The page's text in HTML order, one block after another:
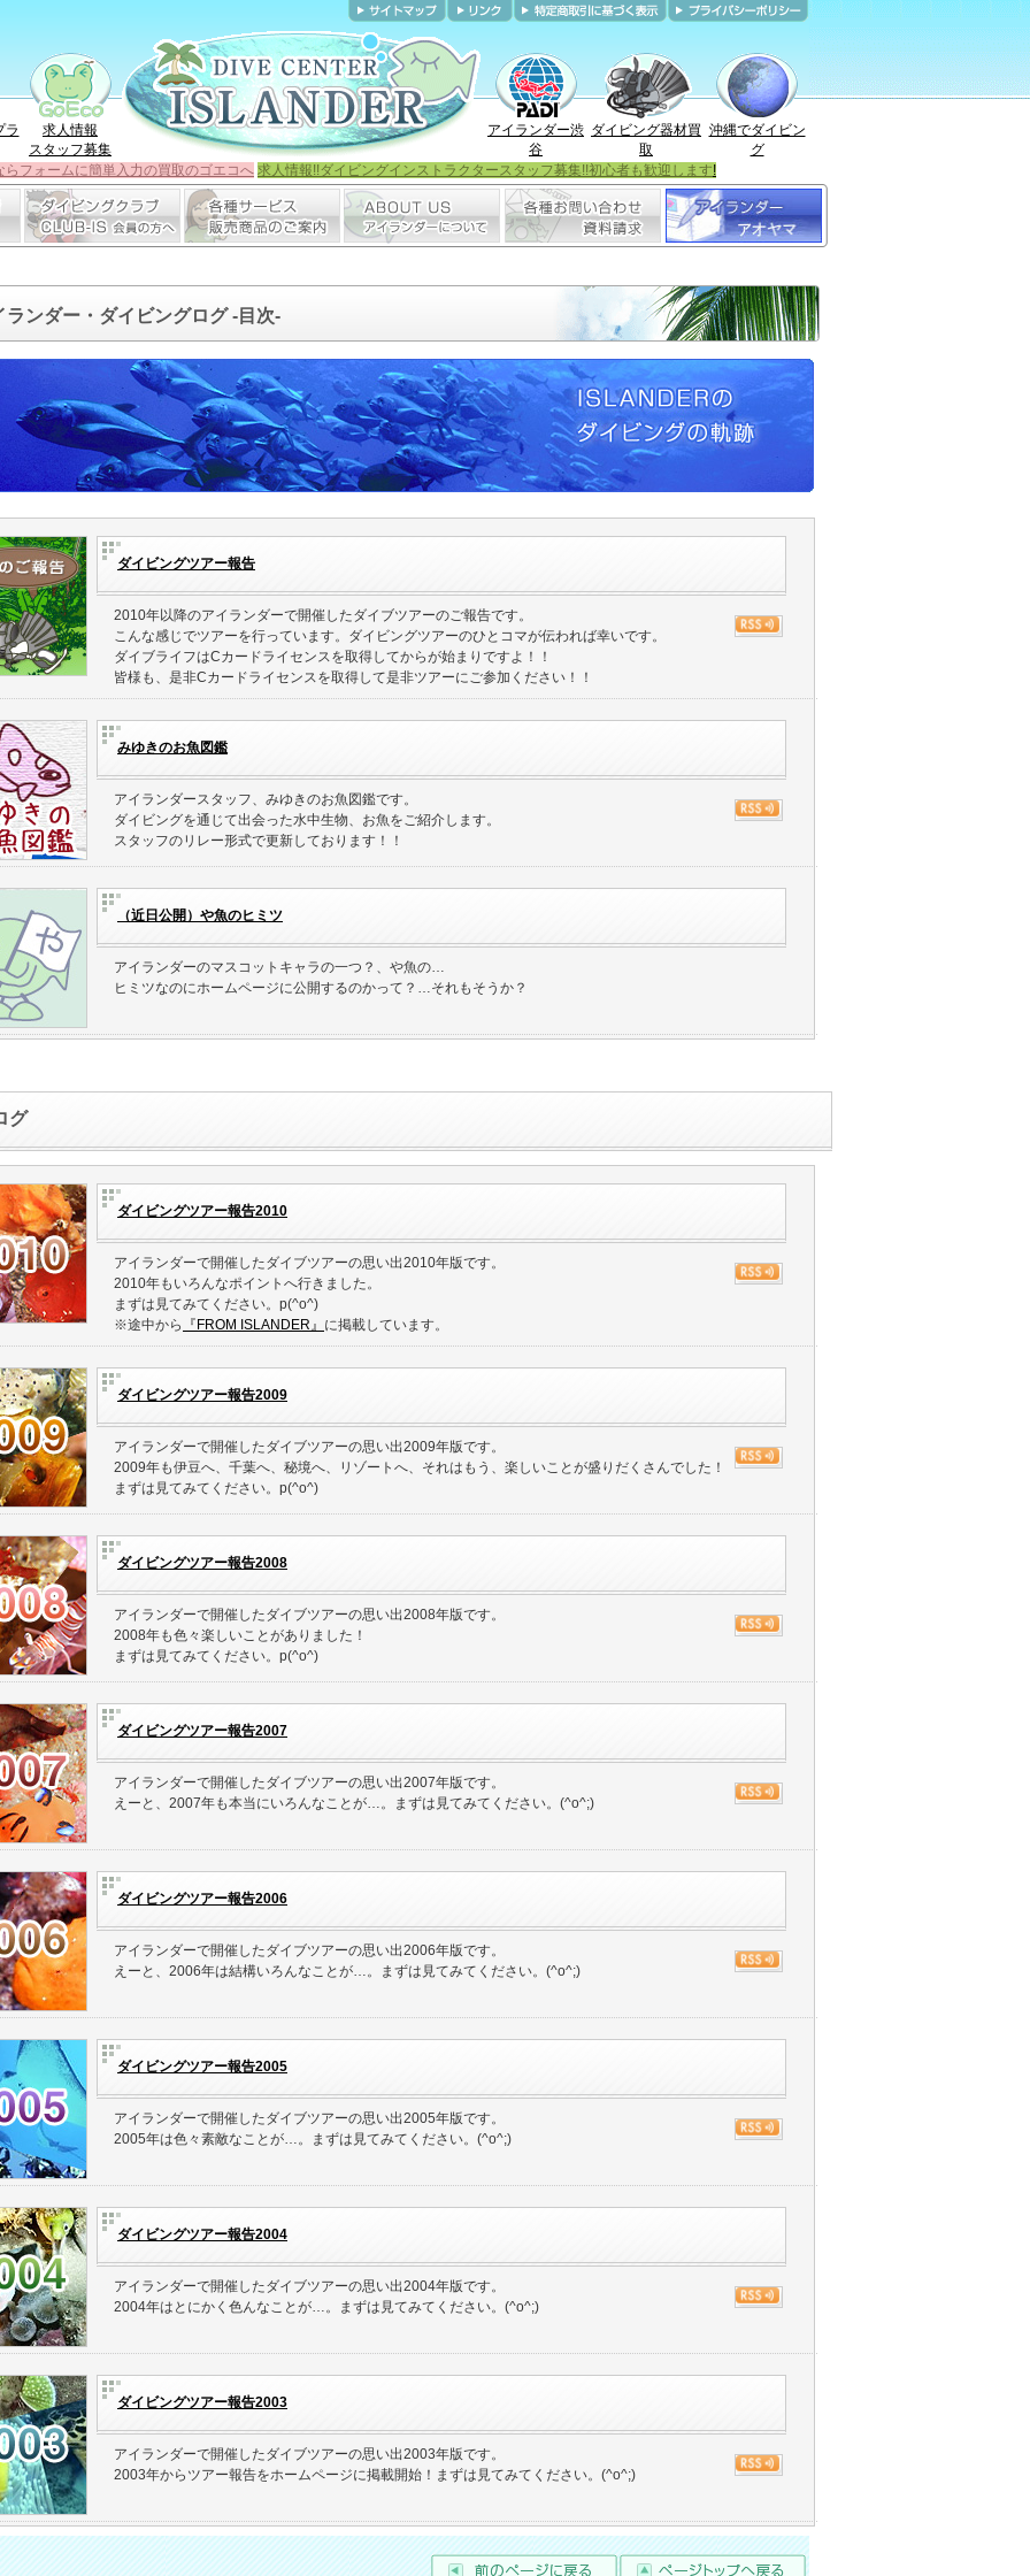
ラ
求人情報
スタッフ募集
アイランダー渋
谷
ダイビング器材買
取
沖縄でダイビン
グ
フォームに簡単入力の買取のゴエコへ 求人情報!!ダイビングインストラクタースタッフ募集!!初心者も歓迎します!
ランダー・ダイビングログ -目次-
ダイビングツアー報告
2010年以降のアイランダーで開催したダイブツアーのご報告です。
こんな感じでツアーを行っています。ダイビングツアーのひとコマが伝われば幸いです。
ダイブライフはCカードライセンスを取得してからが始まりですよ！！
皆様も、是非Cカードライセンスを取得して是非ツアーにご参加ください！！
みゆきのお魚図鑑
アイランダースタッフ、みゆきのお魚図鑑です。
ダイビングを通じて出会った水中生物、お魚をご紹介します。
スタッフのリレー形式で更新しております！！
（近日公開）や魚のヒミツ
アイランダーのマスコットキャラの一つ？、や魚の…
ヒミツなのにホームページに公開するのかって？…それもそうか？
グ
ダイビングツアー報告2010
アイランダーで開催したダイブツアーの思い出2010年版です。
2010年もいろんなポイントへ行きました。
まずは見てみてください。p(^o^)
※途中から
『FROM ISLANDER』 に掲載しています。
ダイビングツアー報告2009
アイランダーで開催したダイブツアーの思い出2009年版です。
2009年も伊豆へ、千葉へ、秘境へ、リゾートへ、それはもう、楽しいことが盛りだくさんでした！
まずは見てみてください。p(^o^)
ダイビングツアー報告2008
アイランダーで開催したダイブツアーの思い出2008年版です。
2008年も色々楽しいことがありました！
まずは見てみてください。p(^o^)
ダイビングツアー報告2007
アイランダーで開催したダイブツアーの思い出2007年版です。
えーと、2007年も本当にいろんなことが…。まずは見てみてください。(^o^;)
ダイビングツアー報告2006
アイランダーで開催したダイブツアーの思い出2006年版です。
えーと、2006年は結構いろんなことが…。まずは見てみてください。(^o^;)
ダイビングツアー報告2005
アイランダーで開催したダイブツアーの思い出2005年版です。
2005年は色々素敵なことが…。まずは見てみてください。(^o^;)
ダイビングツアー報告2004
アイランダーで開催したダイブツアーの思い出2004年版です。
2004年はとにかく色んなことが…。まずは見てみてください。(^o^;)
ダイビングツアー報告2003
アイランダーで開催したダイブツアーの思い出2003年版です。
2003年からツアー報告をホームページに掲載開始！まずは見てみてください。(^o^;)